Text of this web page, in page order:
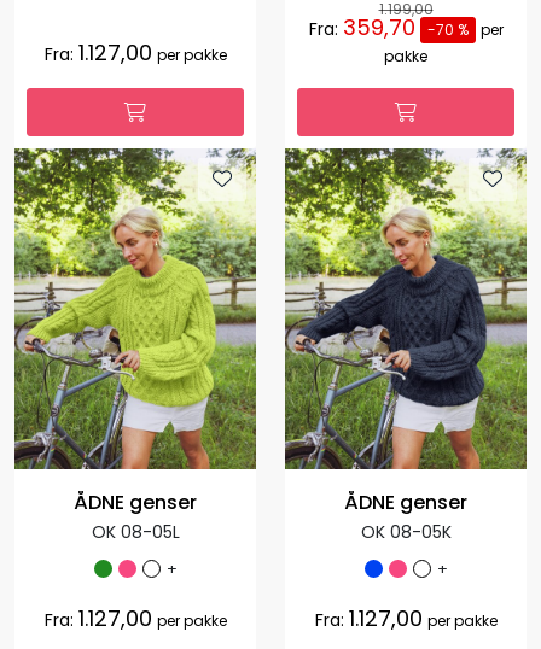
Fra: 1.127,00 per pakke
1.199,00
Fra: 359,70 -70 %
per
pakke
ÅDNE genser
OK 08-05L
+
Fra: 1.127,00 per pakke
ÅDNE genser
OK 08-05K
+
Fra: 1.127,00 per pakke